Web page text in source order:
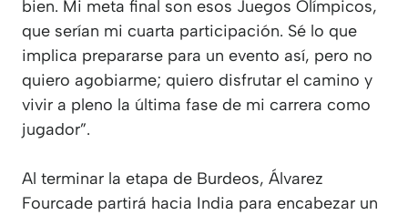
bien. Mi meta final son esos Juegos Olímpicos,
que serían mi cuarta participación. Sé lo que
implica prepararse para un evento así, pero no
quiero agobiarme; quiero disfrutar el camino y
vivir a pleno la última fase de mi carrera como
jugador”.
Al terminar la etapa de Burdeos, Álvarez
Fourcade partirá hacia India para encabezar un